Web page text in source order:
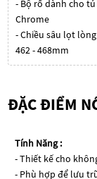
- Bộ rổ dành cho
Chrome
- Chiều sâu lọt
462 - 468mm
ĐẶC ĐIỂM
Tính Năng :
- Thiết kế cho
- Phù hợp để lưu